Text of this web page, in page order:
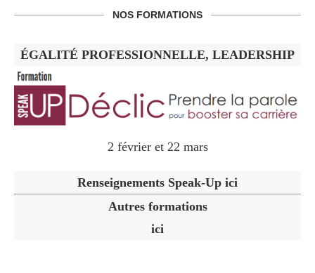
NOS FORMATIONS
ÉGALITÉ PROFESSIONNELLE, LEADERSHIP
2 février et 22 mars
Renseignements Speak-Up ici
Autres formations
ici